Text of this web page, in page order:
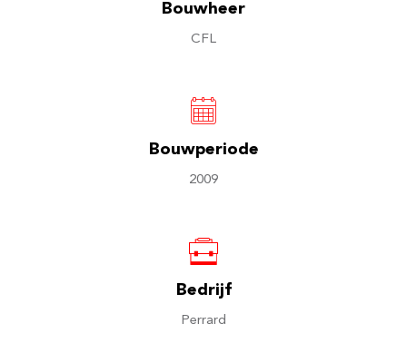
Bouwheer
CFL
Bouwperiode
2009
Bedrijf
Perrard